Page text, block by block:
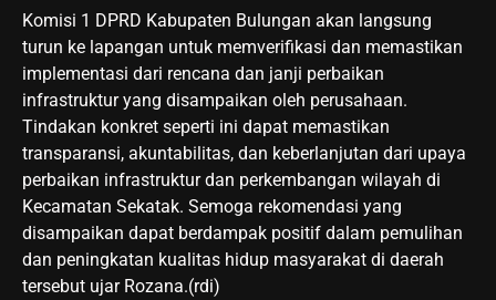
Komisi 1 DPRD Kabupaten Bulungan akan langsung
turun ke lapangan untuk memverifikasi dan memastikan
implementasi dari rencana dan janji perbaikan
infrastruktur yang disampaikan oleh perusahaan.
Tindakan konkret seperti ini dapat memastikan
transparansi, akuntabilitas, dan keberlanjutan dari upaya
perbaikan infrastruktur dan perkembangan wilayah di
Kecamatan Sekatak. Semoga rekomendasi yang
disampaikan dapat berdampak positif dalam pemulihan
dan peningkatan kualitas hidup masyarakat di daerah
tersebut ujar Rozana.(rdi)